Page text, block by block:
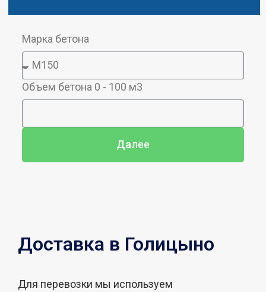
Марка бетона
Объем бетона 0 - 100 м3
Далее
Доставка в Голицыно
Для перевозки мы используем